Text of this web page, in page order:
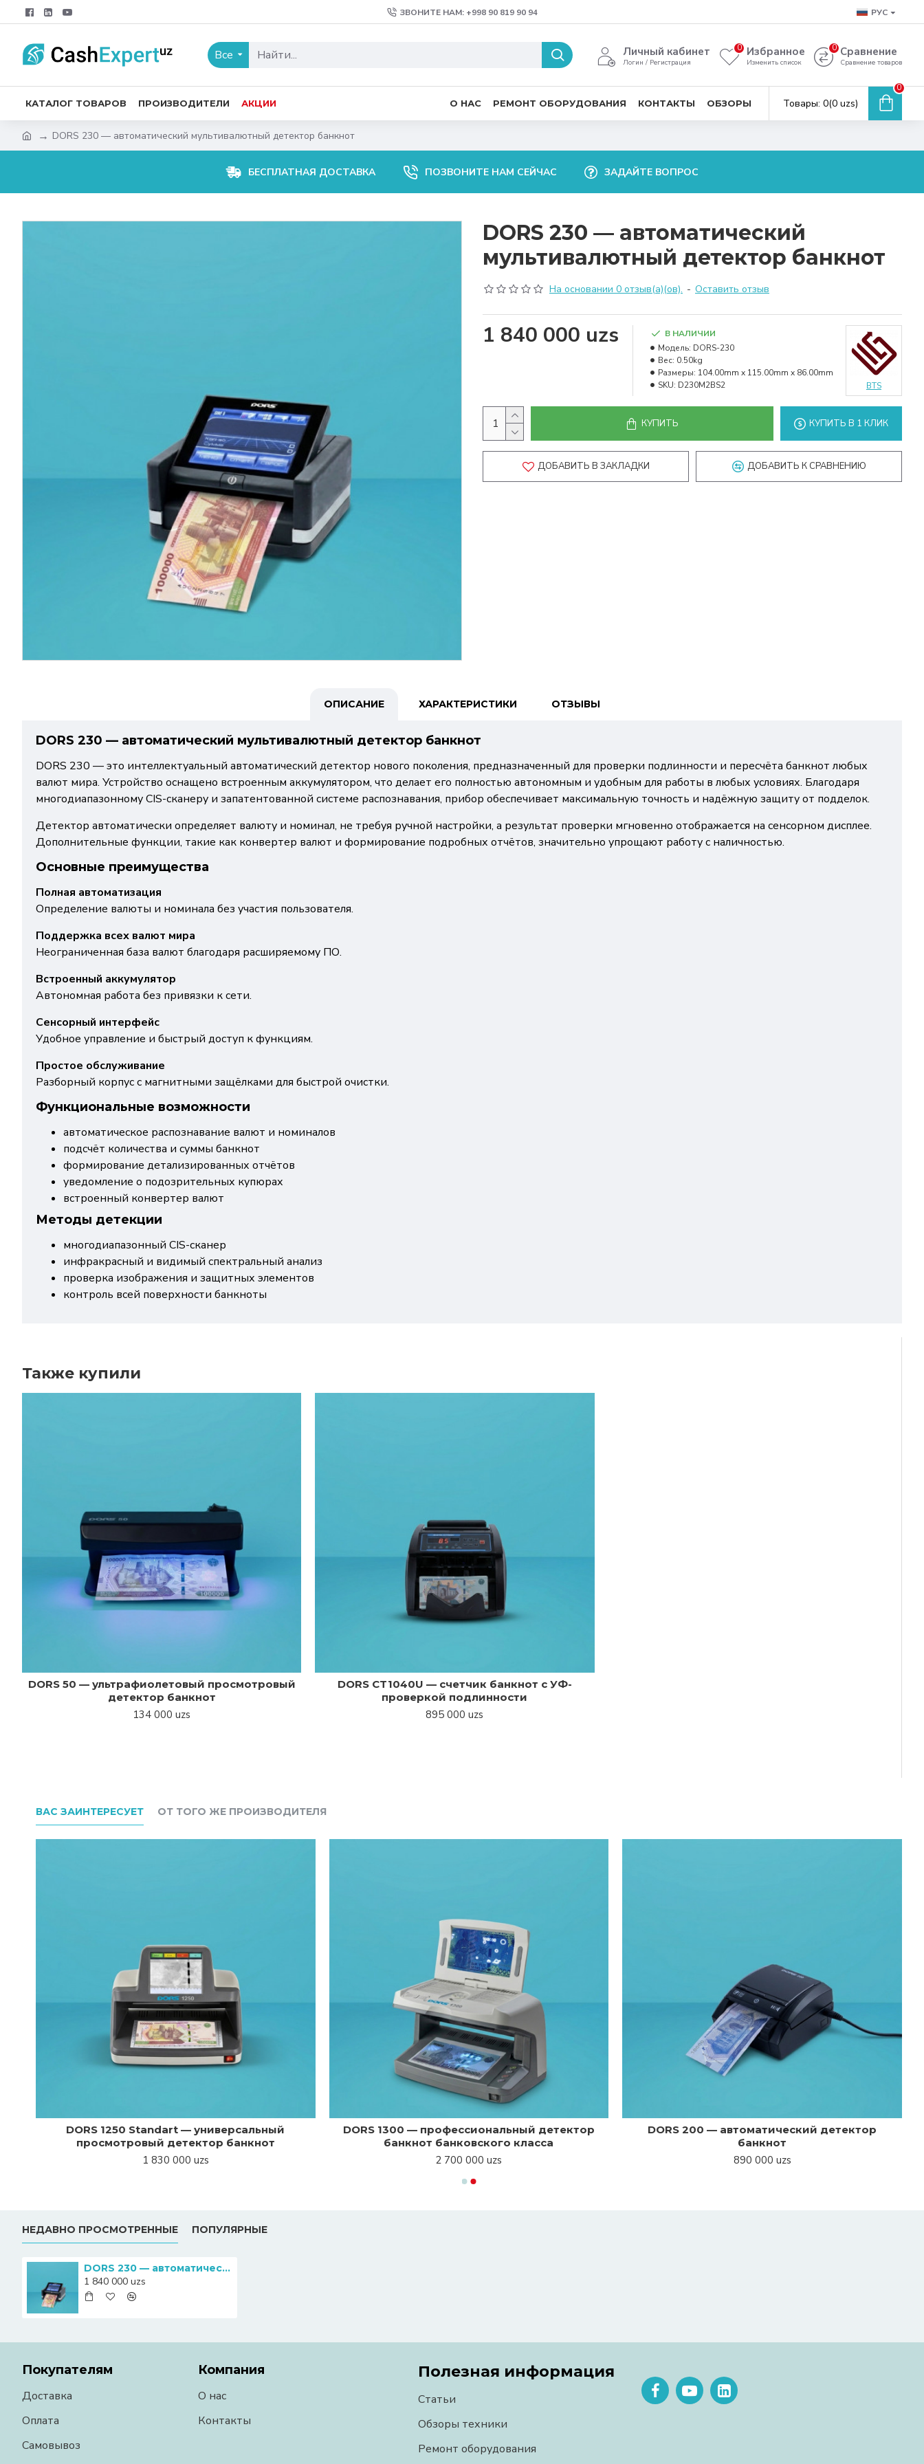
ЗВОНИТЕ НАМ: +998 90 819 90 94 РУС
Все Личный кабинет
Логин / Регистрация
Избранное
Изменить список
0 Сравнение
Сравнение товаров
0
КАТАЛОГ ТОВАРОВ ПРОИЗВОДИТЕЛИ АКЦИИ О НАС РЕМОНТ ОБОРУДОВАНИЯ КОНТАКТЫ ОБЗОРЫ Товары: 0(0 uzs)
0
DORS 230 — автоматический мультивалютный детектор банкнот
БЕСПЛАТНАЯ ДОСТАВКА ПОЗВОНИТЕ НАМ СЕЙЧАС ЗАДАЙТЕ ВОПРОС
DORS 230 — автоматический
мультивалютный детектор банкнот
На основании 0 отзыв(а)(ов). - Оставить отзыв
1 840 000 uzs
В НАЛИЧИИ
Модель: DORS-230
Вес: 0.50kg
Размеры: 104.00mm x 115.00mm x 86.00mm
SKU: D230M2BS2 BTS
КУПИТЬ КУПИТЬ В 1 КЛИК
ДОБАВИТЬ В ЗАКЛАДКИ ДОБАВИТЬ К СРАВНЕНИЮ
ОПИСАНИЕ ХАРАКТЕРИСТИКИ ОТЗЫВЫ
DORS 230 — автоматический мультивалютный детектор банкнот
DORS 230 — это интеллектуальный автоматический детектор нового поколения, предназначенный для проверки подлинности и пересчёта банкнот любых
валют мира. Устройство оснащено встроенным аккумулятором, что делает его полностью автономным и удобным для работы в любых условиях. Благодаря
многодиапазонному CIS-сканеру и запатентованной системе распознавания, прибор обеспечивает максимальную точность и надёжную защиту от подделок.
Детектор автоматически определяет валюту и номинал, не требуя ручной настройки, а результат проверки мгновенно отображается на сенсорном дисплее.
Дополнительные функции, такие как конвертер валют и формирование подробных отчётов, значительно упрощают работу с наличностью.
Основные преимущества
Полная автоматизация
Определение валюты и номинала без участия пользователя.
Поддержка всех валют мира
Неограниченная база валют благодаря расширяемому ПО.
Встроенный аккумулятор
Автономная работа без привязки к сети.
Сенсорный интерфейс
Удобное управление и быстрый доступ к функциям.
Простое обслуживание
Разборный корпус с магнитными защёлками для быстрой очистки.
Функциональные возможности
автоматическое распознавание валют и номиналов
подсчёт количества и суммы банкнот
формирование детализированных отчётов
уведомление о подозрительных купюрах
встроенный конвертер валют
Методы детекции
многодиапазонный CIS-сканер
инфракрасный и видимый спектральный анализ
проверка изображения и защитных элементов
контроль всей поверхности банкноты
Также купили
DORS 50 — ультрафиолетовый просмотровый
детектор банкнот
134 000 uzs
DORS CT1040U — счетчик банкнот с УФ-
проверкой подлинности
895 000 uzs
ВАС ЗАИНТЕРЕСУЕТ ОТ ТОГО ЖЕ ПРОИЗВОДИТЕЛЯ
DORS 1250 Standart — универсальный
просмотровый детектор банкнот
1 830 000 uzs
DORS 1300 — профессиональный детектор
банкнот банковского класса
2 700 000 uzs
DORS 200 — автоматический детектор
банкнот
890 000 uzs
НЕДАВНО ПРОСМОТРЕННЫЕ ПОПУЛЯРНЫЕ
DORS 230 — автоматический мультивалютный детектор банкнот
1 840 000 uzs
Покупателям
Доставка
Оплата
Самовывоз
Компания
О нас
Контакты
Полезная информация
Статьи
Обзоры техники
Ремонт оборудования